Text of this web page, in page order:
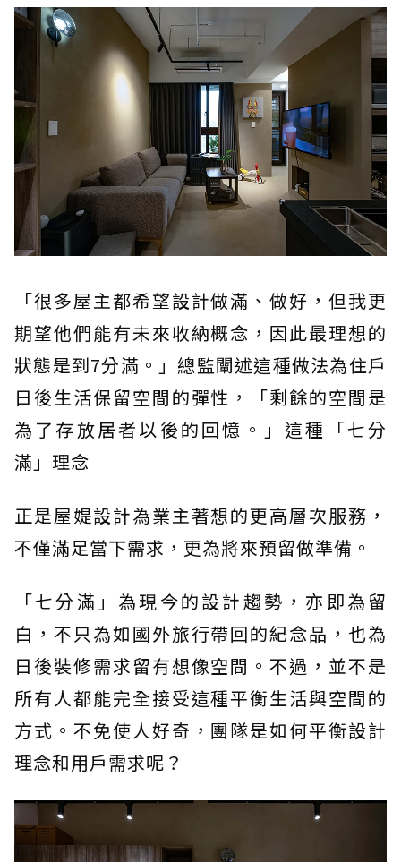
「很多屋主都希望設計做滿、做好，但我更
期望他們能有未來收納概念，因此最理想的
狀態是到7分滿。」總監闡述這種做法為住戶
日後生活保留空間的彈性，「剩餘的空間是
為了存放居者以後的回憶。」這種「七分
滿」理念
正是屋媞設計為業主著想的更高層次服務，
不僅滿足當下需求，更為將來預留做準備。
「七分滿」為現今的設計趨勢，亦即為留
白，不只為如國外旅行帶回的紀念品，也為
日後裝修需求留有想像空間。不過，並不是
所有人都能完全接受這種平衡生活與空間的
方式。不免使人好奇，團隊是如何平衡設計
理念和用戶需求呢？